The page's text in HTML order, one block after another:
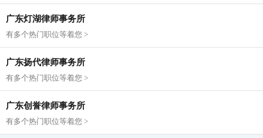
广东灯湖律师事务所
有多个热门职位等着您 >
广东扬代律师事务所
有多个热门职位等着您 >
广东创誉律师事务所
有多个热门职位等着您 >